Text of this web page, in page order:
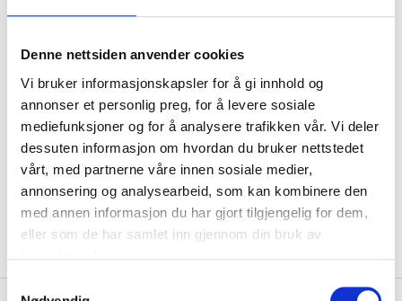
Denne nettsiden anvender cookies
Vi bruker informasjonskapsler for å gi innhold og
annonser et personlig preg, for å levere sosiale
mediefunksjoner og for å analysere trafikken vår. Vi deler
dessuten informasjon om hvordan du bruker nettstedet
vårt, med partnerne våre innen sosiale medier,
annonsering og analysearbeid, som kan kombinere den
med annen informasjon du har gjort tilgjengelig for dem,
eller som de har samlet inn gjennom din bruk av
Samtykkevalg
Warning
H319 Causes serious eye irritation.
H361fd Suspected of damaging fertility. Suspected of damaging the
unborn child
Technical specifications
Volume 5 l